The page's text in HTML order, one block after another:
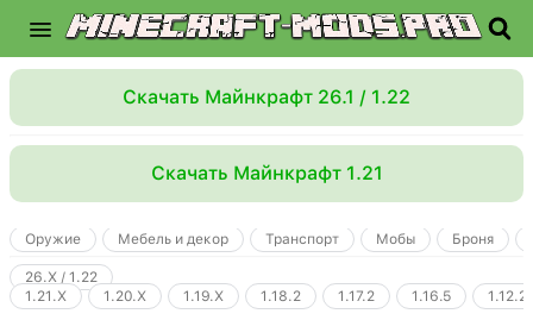
Скачать Майнкрафт 26.1 / 1.22
Скачать Майнкрафт 1.21
Оружие Мебель и декор Транспорт Мобы Броня
26.X / 1.22
1.21.X
1.20.X 1.19.X 1.18.2 1.17.2 1.16.5 1.12.2